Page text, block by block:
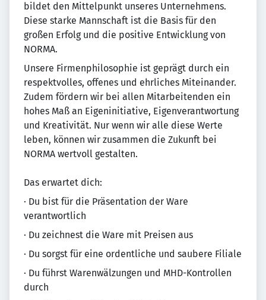
bildet den Mit­tel­punkt un­se­res Un­ter­neh­mens.
Diese starke Mannschaft ist die Basis für den
großen Erfolg und die positive Entwicklung von
NORMA.
Unsere Firmenphilosophie ist geprägt durch ein
re­spekt­vol­les, offenes und ehr­li­ches Mit­ein­an­der.
Zudem fördern wir bei allen Mitarbeitenden ein
ho­hes Maß an Eigeninitiative, Eigenverantwortung
und Krea­ti­vi­tät. Nur wenn wir alle diese Werte
leben, können wir zusammen die Zukunft bei
NORMA wertvoll gestalten.
Das erwartet dich:
· Du bist für die Präsentation der Ware
verantwortlich
· Du zeichnest die Ware mit Preisen aus
· Du sorgst für eine ordentliche und saubere Filiale
· Du führst Warenwälzungen und MHD-Kontrollen
durch